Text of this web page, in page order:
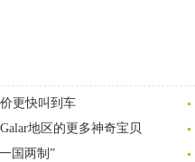
更快叫到车
地区的更多神奇宝贝
国两制”